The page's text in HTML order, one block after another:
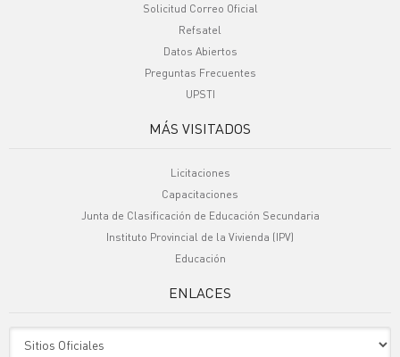
Solicitud Correo Oficial
Refsatel
Datos Abiertos
Preguntas Frecuentes
UPSTI
MÁS VISITADOS
Licitaciones
Capacitaciones
Junta de Clasificación de Educación Secundaria
Instituto Provincial de la Vivienda (IPV)
Educación
ENLACES